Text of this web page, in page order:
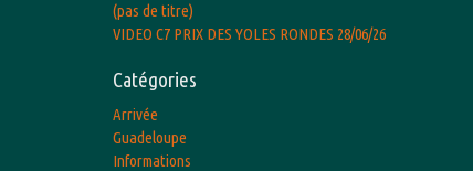
(pas de titre)
VIDEO C7 PRIX DES YOLES RONDES 28/06/26
Catégories
Arrivée
Guadeloupe
Informations